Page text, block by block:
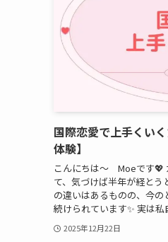
国際恋愛で上手くい
体験】
こんにちは～ Moeです💖
て、気づけば半年が経と
の違いはあるものの、今
続けられています✨ 実は
2025年12月22日